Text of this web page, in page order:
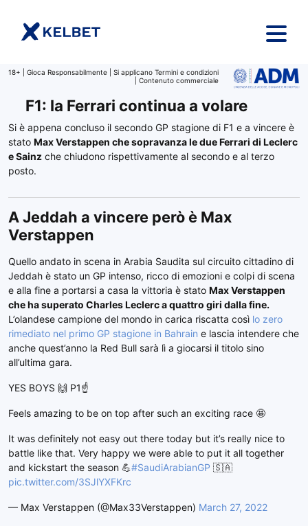
18+ | Gioca Responsabilmente | Si applicano Termini e condizioni
| Contenuto commerciale
F1: la Ferrari continua a volare
Si è appena concluso il secondo GP stagione di F1 e a vincere è
stato Max Verstappen che sopravanza le due Ferrari di Leclerc
e Sainz che chiudono rispettivamente al secondo e al terzo
posto.
A Jeddah a vincere però è Max
Verstappen
Quello andato in scena in Arabia Saudita sul circuito cittadino di
Jeddah è stato un GP intenso, ricco di emozioni e colpi di scena
e alla fine a portarsi a casa la vittoria è stato Max Verstappen
che ha superato Charles Leclerc a quattro giri dalla fine.
L’olandese campione del mondo in carica riscatta così lo zero
rimediato nel primo GP stagione in Bahrain e lascia intendere che
anche quest’anno la Red Bull sarà lì a giocarsi il titolo sino
all’ultima gara.
YES BOYS 🙌 P1☝️
Feels amazing to be on top after such an exciting race 🤩
It was definitely not easy out there today but it’s really nice to
battle like that. Very happy we were able to put it all together
and kickstart the season 💪#SaudiArabianGP 🇸🇦
pic.twitter.com/3SJlYXFKrc
— Max Verstappen (@Max33Verstappen) March 27, 2022